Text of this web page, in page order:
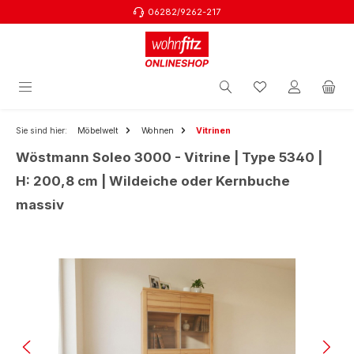
06282/9262-217
Sie sind hier: Möbelwelt Wohnen Vitrinen
Wöstmann Soleo 3000 - Vitrine | Type 5340 |
H: 200,8 cm | Wildeiche oder Kernbuche
massiv